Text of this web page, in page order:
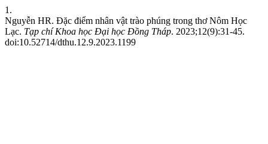
1.
Nguyễn HR. Đặc điểm nhân vật trào phúng trong thơ Nôm Học
Lạc. Tạp chí Khoa học Đại học Đồng Tháp. 2023;12(9):31-45.
doi:10.52714/dthu.12.9.2023.1199